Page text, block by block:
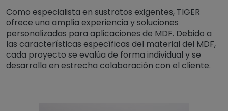
Como especialista en sustratos exigentes, TIGER
ofrece una amplia experiencia y soluciones
personalizadas para aplicaciones de MDF. Debido a
las características específicas del material del MDF,
cada proyecto se evalúa de forma individual y se
desarrolla en estrecha colaboración con el cliente.